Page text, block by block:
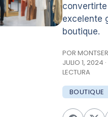
excelente
boutique.
POR
JULIO 1, 2024
LECTURA
BOUTIQUE